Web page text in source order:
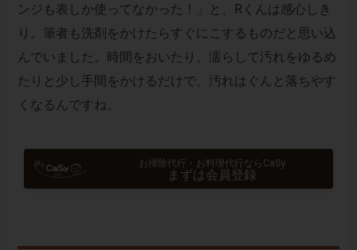
ンジも表しか使ってなかった！」と、Rくんは感心しき
り。筆者も洗剤をかけたらすぐにこするものだと思い込
んでいました。時間をおいたり、濡らして汚れをゆるめ
たりと少し手間をかけるだけで、汚れはぐんと落ちやす
くなるんですね。
お掃除代行・お料理代行ならCaSy
まずは会員登録